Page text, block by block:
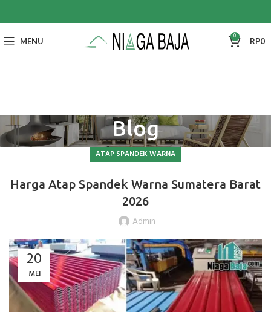
MENU 0 RP0
Blog
ATAP SPANDEK WARNA
Harga Atap Spandek Warna Sumatera Barat
2026
Admin
20
MEI